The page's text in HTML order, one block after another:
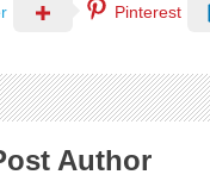
Pinterest
Author